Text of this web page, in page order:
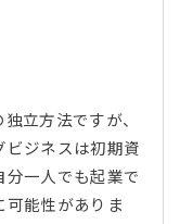
立方法ですが、
ビジネスは初期資
一人でも起業で
可能性がありま